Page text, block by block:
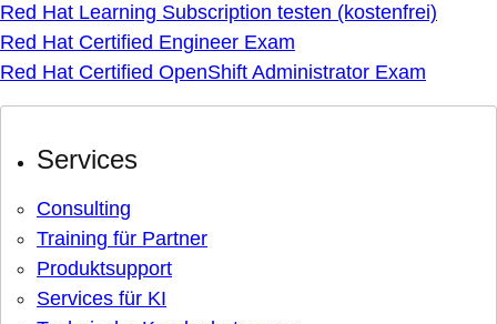
Red Hat Learning Subscription testen (kostenfrei)
Red Hat Certified Engineer Exam
Red Hat Certified OpenShift Administrator Exam
Services
Consulting
Training für Partner
Produktsupport
Services für KI